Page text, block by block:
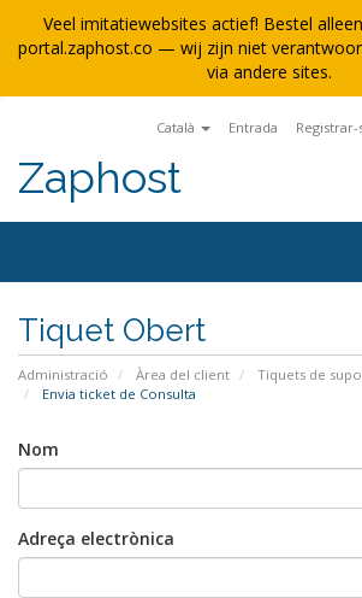
Veel imitatiewebsites actief! Bestel
portal.zaphost.co — wij zijn niet
via andere sites.
Català Entrada Registrar-
Zaphost
Tiquet Obert
Administració Àrea del client
Tiquets de
Envia ticket de Consulta
Nom
Adreça electrònica